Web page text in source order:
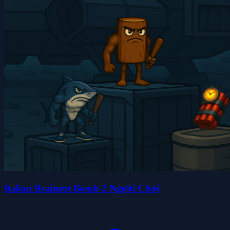
Italian Brainrot Bomb 2 Người Chơi